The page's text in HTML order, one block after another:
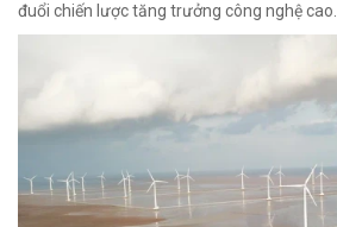
đuổi chiến lược tăng trưởng công nghệ cao.